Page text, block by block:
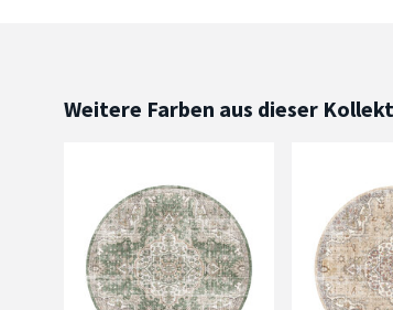
Weitere Farben aus dieser